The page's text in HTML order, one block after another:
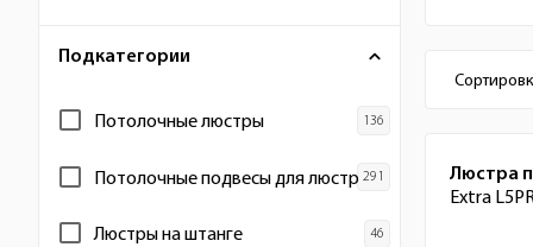
Подкатегории
Потолочные люстры
Потолочные подвесы для люстр
Люстры на штанге
Люстра
Extra